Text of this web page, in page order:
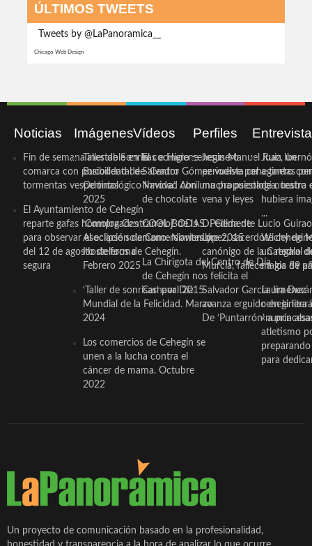
ÚLTIMOS TWEETS
Tweets by @LaPanoramica__
Chicago Web Design
Noticias
Fin de semana inestable en la
comarca con posibilidad de
tormentas vespertinas
El Ayuntamiento de Cehegín
reparte gafas homologadas
para observar el eclipse solar
del 12 de agosto de forma
segura
Imágenes
Taller de Sonrisas e Higiene
Bucodental de ‘Centro
Odontológico Innova’. Abril
2025
‘Compra Contrarreloj’ de la
Asociación de Comerciantes y
Hosteleros de Cehegín.
Febrero 2025
‘Taller de sonrisas’ por Día
Mundial de la Felicidad. Marzo
2024
Los comercios de Cehegín se
unen a la lucha contra el
cáncer de mama. Octubre
2022
Vídeos
El cocinero ceheginero
Salvador Gómez vuelve por
Navidad con una propuesta
de chocolate
COOL BODAS. Pedida de
mano. Noviembre 2015
La Chirigota del Centro de Día
de Cehegín nos felicita el
Carnaval 2015
Perfiles
Jesús Manuel Ruiz, un
periodista ceheginero con
mucha psicología, teatro
vena y leyes
D. Clemente Lucio Guirao
López, sacerdote
canónigo de la Catedral
Murcia, fallece a los 89
Salvador García Jiménez
avanza erguido en la
De ‘Puntarrón’ a
Juan
a tantas
de nuestra
hubiera
...
Wichy de
un regalo
magia de
Laura
ceheginera
«nunca
atletismo
para
Un proyecto de comunicación basado en la profesionalidad,